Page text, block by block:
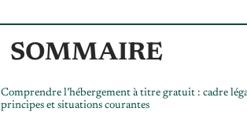
SOMMAIRE
Comprendre l’hébergement à titre gratuit : cadre
principes et situations courantes